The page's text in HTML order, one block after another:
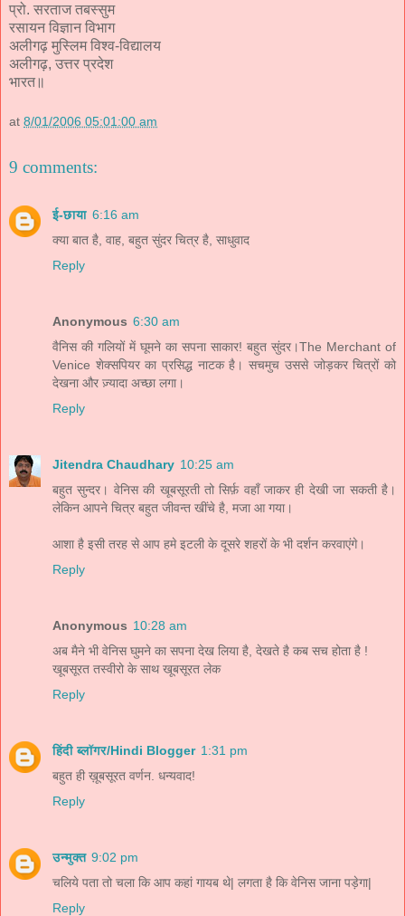
प्रो. सरताज तबस्सुम
रसायन विज्ञान विभाग
अलीगढ़ मुस्लिम विश्व-विद्यालय
अलीगढ़, उत्तर प्रदेश
भारत॥
at 8/01/2006 05:01:00 am
9 comments:
ई-छाया 6:16 am
क्या बात है, वाह, बहुत सुंदर चित्र है, साधुवाद
Reply
Anonymous 6:30 am
वैनिस की गलियों में घूमने का सपना साकार! बहुत सुंदर।The Merchant of
Venice शेक्सपियर का प्रसिद्ध नाटक है। सचमुच उससे जोड़कर चित्रों को
देखना और ज़्यादा अच्छा लगा।
Reply
Jitendra Chaudhary 10:25 am
बहुत सुन्दर। वेनिस की खूबसूरती तो सिर्फ़ वहाँ जाकर ही देखी जा सकती है।
लेकिन आपने चित्र बहुत जीवन्त खींचे है, मजा आ गया।
आशा है इसी तरह से आप हमे इटली के दूसरे शहरों के भी दर्शन करवाएंगे।
Reply
Anonymous 10:28 am
अब मैने भी वेनिस घुमने का सपना देख लिया है, देखते है कब सच होता है !
खूबसूरत तस्वीरो के साथ खूबसूरत लेक
Reply
हिंदी ब्लॉगर/Hindi Blogger 1:31 pm
बहुत ही ख़ूबसूरत वर्णन. धन्यवाद!
Reply
उन्मुक्त 9:02 pm
चलिये पता तो चला कि आप कहां गायब थे| लगता है कि वेनिस जाना पड़ेगा|
Reply